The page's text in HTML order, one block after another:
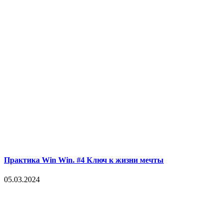
Практика Win Win. #4 Ключ к жизни мечты
05.03.2024